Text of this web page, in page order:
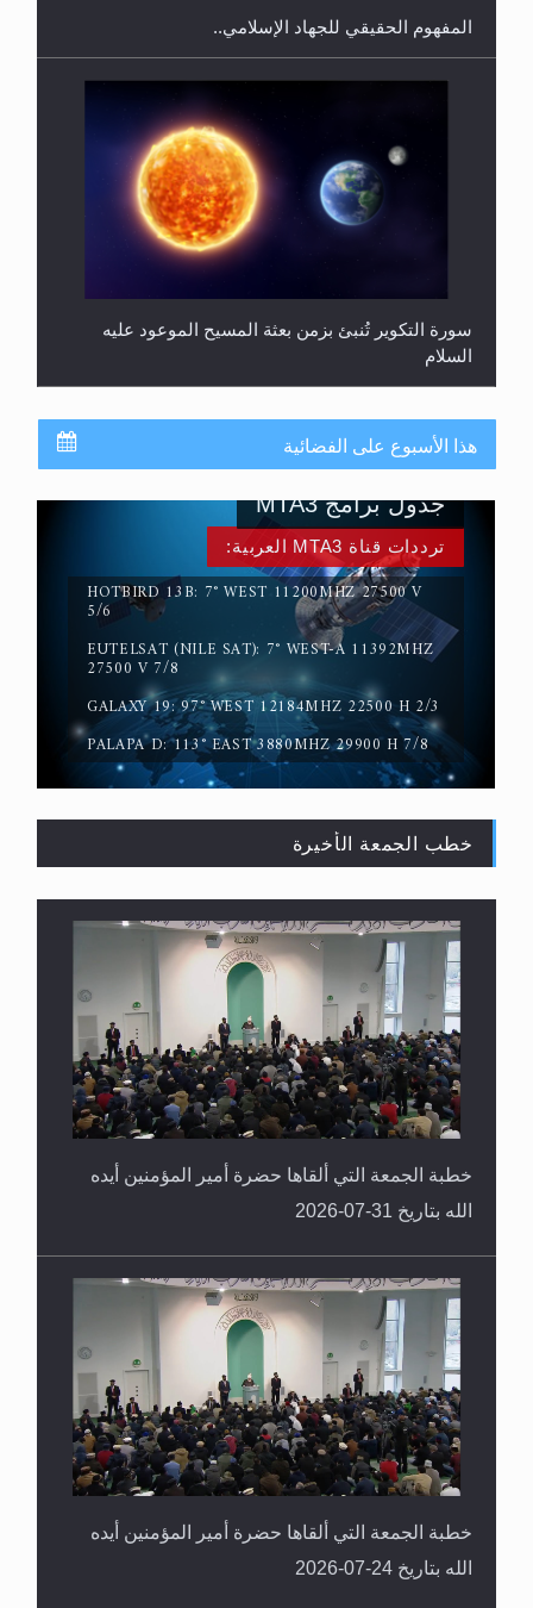
المفهوم الحقيقي للجهاد الإسلامي..
سورة التكوير تُنبئ بزمن بعثة المسيح الموعود عليه
السلام
حقيقة المسيح الدجال
القرآن قاضٍ وحكمٌ على السنة ومهيمنٌ عليها.. ليس
العكس
هذا الأسبوع على الفضائية
ترددات قناة MTA3 العربية:
HOTBIRD 13B: 7° WEST 11200MHZ 27500 V
5/6
EUTELSAT (NILE SAT): 7° WEST-A 11392MHZ
27500 V 7/8
GALAXY 19: 97° WEST 12184MHZ 22500 H 2/3
PALAPA D: 113° EAST 3880MHZ 29900 H 7/8
جدول برامج MTA3
خطب الجمعة الأخيرة
خطبة الجمعة التي ألقاها حضرة أمير المؤمنين أيده
الله بتاريخ 31-07-2026
خطبة الجمعة التي ألقاها حضرة أمير المؤمنين أيده
الله بتاريخ 24-07-2026